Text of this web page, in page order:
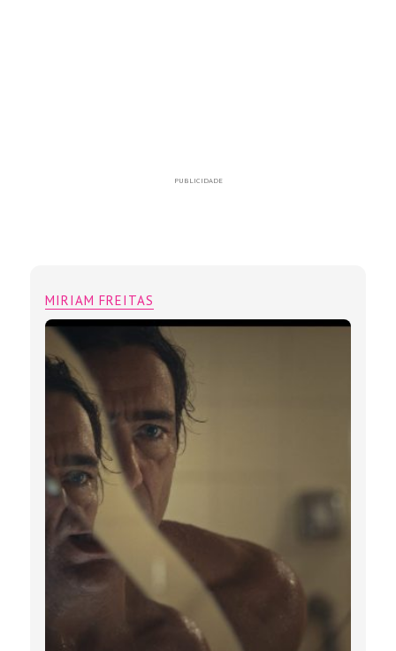
PUBLICIDADE
MIRIAM FREITAS